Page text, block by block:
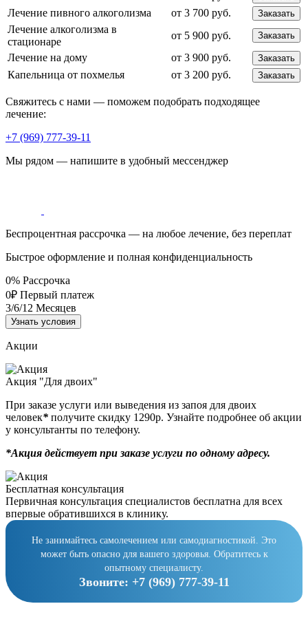
Лечение пивного алкоголизма от 3 700 руб. Заказать
Лечение алкоголизма в
стационаре
от 5 900 руб. Заказать
Лечение на дому от 3 900 руб. Заказать
Капельница от похмелья от 3 200 руб. Заказать
Свяжитесь с нами — поможем подобрать подходящее
лечение:
+7 (969) 777-39-11
Мы рядом — напишите в удобный мессенджер
Беспроцентная рассрочка — на любое лечение, без переплат
Быстрое оформление и полная конфиденциальность
0% Рассрочка
0₽ Первый платеж
3/6/12 Месяцев
Узнать условия
Акции
Акция "Для двоих"
При заказе услуги или выведения из запоя для двоих
человек* получите скидку 1290р. Узнайте подробнее об акции
у консультанты по телефону.
*Акция действует при заказе услуги по одному адресу.
Бесплатная консультация
Первичная консультация специалистов бесплатна для всех
впервые обратившихся в клинику.
Не занимайтесь самолечением или самодиагностикой. Это
может быть опасно для вашего здоровья. Обратитесь к
опытному специалисту.
Звоните: +7 (969) 777-39-11